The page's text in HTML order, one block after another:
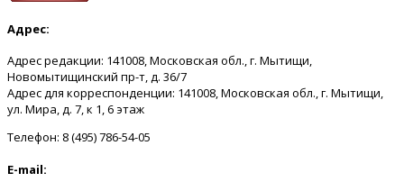
Адрес:
Адрес редакции: 141008, Московская обл., г. Мытищи,
Новомытищинский пр-т, д. 36/7
Адрес для корреспонденции: 141008, Московская обл., г. Мытищи,
ул. Мира, д. 7, к 1, 6 этаж
Телефон: 8 (495) 786-54-05
E-mail: